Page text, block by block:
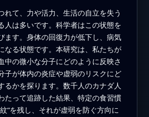
れて、力や活力、生活の自立を失う
人は多いです。科学者はこの状態を
ます。身体の回復力が低下し、病気
なる状態です。本研究は、私たちが
中の微小な分子にどのように反映さ
子が体内の炎症や虚弱のリスクにど
るかを探ります。数千人のカナダ人
たって追跡した結果、特定の食習慣
”を残し、それが虚弱を防ぐ方向に